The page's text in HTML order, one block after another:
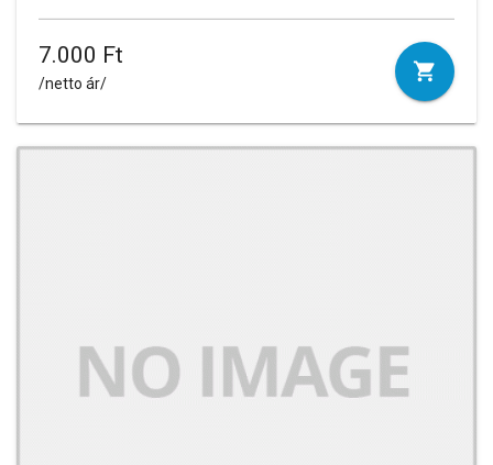
7.000 Ft
/netto ár/